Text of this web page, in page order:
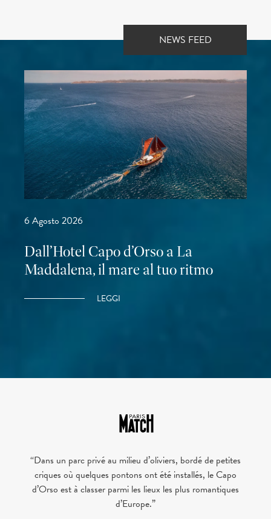
NEWS FEED
6 Agosto 2026
Dall’Hotel Capo d’Orso a La
Maddalena, il mare al tuo ritmo
LEGGI
“Dans un parc privé au milieu d’oliviers, bordé de petites
criques où quelques pontons ont été installés, le Capo
d’Orso est à classer parmi les lieux les plus romantiques
d’Europe.”